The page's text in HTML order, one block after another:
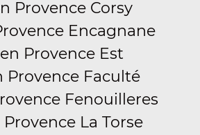
Provence Corsy
Encagnane
Provence Est
Provence Faculté
Fenouilleres
La Torse